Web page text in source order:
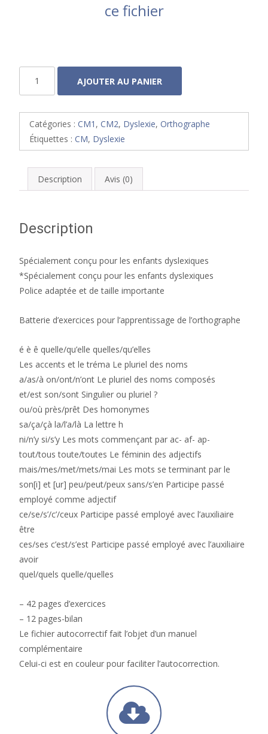
ce fichier
Correction
AJOUTER AU PANIER
Catégories : CM1 , CM2, Dyslexie, Orthographe
Étiquettes : CM, Dyslexie
Description Avis (0)
Description
Spécialement conçu pour les enfants dyslexiques
*Spécialement conçu pour les enfants dyslexiques
Police adaptée et de taille importante
Batterie d’exercices pour l’apprentissage de l’orthographe
é è ê quelle/qu’elle quelles/qu’elles
Les accents et le tréma Le pluriel des noms
a/as/à on/ont/n’ont Le pluriel des noms composés
et/est son/sont Singulier ou pluriel ?
ou/où près/prêt Des homonymes
sa/ça/çà la/l’a/là La lettre h
ni/n’y si/s’y Les mots commençant par ac- af- ap-
tout/tous toute/toutes Le féminin des adjectifs
mais/mes/met/mets/mai Les mots se terminant par le
son[i] et [ur] peu/peut/peux sans/s’en Participe passé
employé comme adjectif
ce/se/s’/c’/ceux Participe passé employé avec l’auxiliaire
être
ces/ses c’est/s’est Participe passé employé avec l’auxiliaire
avoir
quel/quels quelle/quelles
– 42 pages d’exercices
– 12 pages-bilan
Le fichier autocorrectif fait l’objet d’un manuel
complémentaire
Celui-ci est en couleur pour faciliter l’autocorrection.